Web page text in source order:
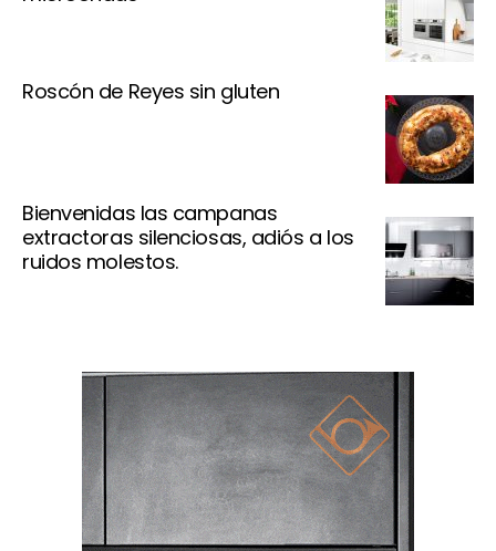
Roscón de Reyes sin gluten
Bienvenidas las campanas
extractoras silenciosas, adiós a los
ruidos molestos.